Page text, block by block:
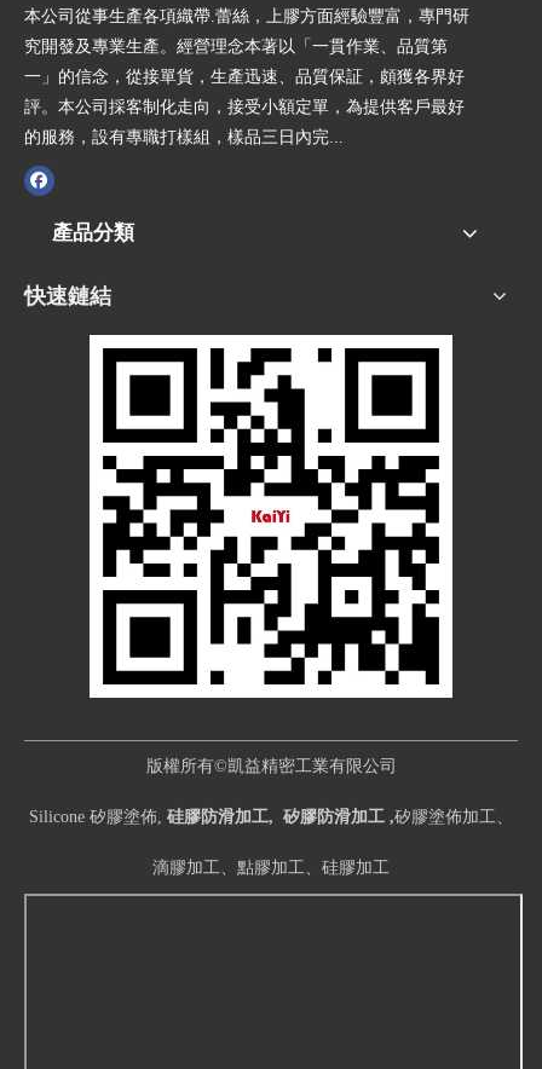
本公司從事生產各項織帶.蕾絲，上膠方面經驗豐富，專門研
究開發及專業生產。經營理念本著以「一貫作業、品質第
一」的信念，從接單貨，生產迅速、品質保証，頗獲各界好
評。本公司採客制化走向，接受小額定單，為提供客戶最好
的服務，設有專職打樣組，樣品三日內完...
產品分類
快速鏈結
版權所有©凱益精密工業有限公司
Silicone 矽膠塗佈, 硅膠防滑加工, 矽膠防滑加工 ,矽膠塗佈加工、
滴膠加工、點膠加工、硅膠加工